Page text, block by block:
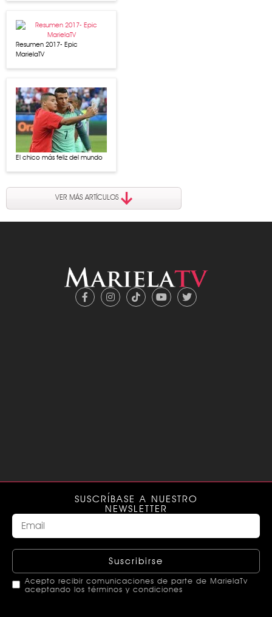
Resumen 2017- Epic
MarielaTV
El chico más feliz del mundo
VER MÁS ARTÍCULOS
SUSCRÍBASE A NUESTRO
NEWSLETTER
Suscribirse
Acepto recibir comunicaciones de parte de MarielaTv
aceptando los términos y condiciones